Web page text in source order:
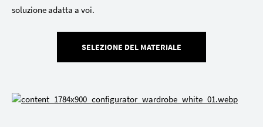
soluzione adatta a voi.
SELEZIONE DEL MATERIALE